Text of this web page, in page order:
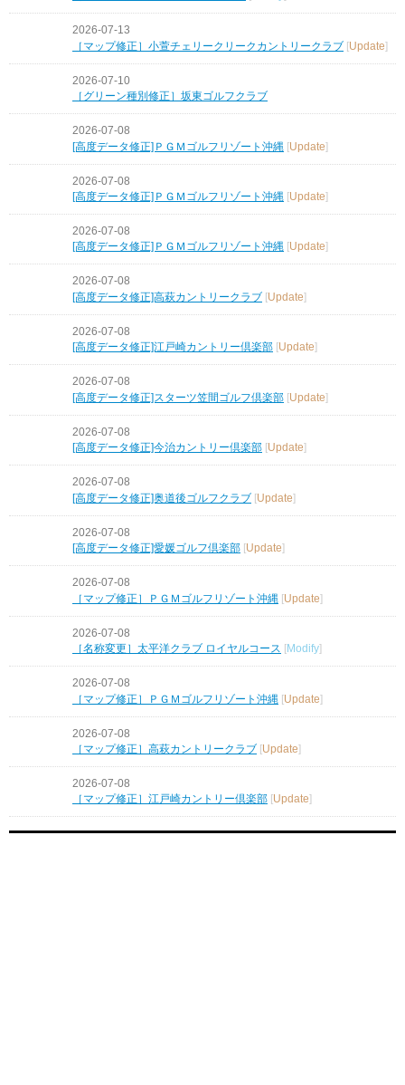
2026-07-13
［マップ修正］小萱チェリークリークカントリークラブ [Update]
2026-07-10
［グリーン種別修正］坂東ゴルフクラブ
2026-07-08
[高度データ修正]ＰＧＭゴルフリゾート沖縄 [Update]
2026-07-08
[高度データ修正]ＰＧＭゴルフリゾート沖縄 [Update]
2026-07-08
[高度データ修正]ＰＧＭゴルフリゾート沖縄 Update
2026-07-08
[高度データ修正]高萩カントリークラブ [Update]
2026-07-08
[高度データ修正]江戸崎カントリー倶楽部 Update
2026-07-08
[高度データ修正]スターツ笠間ゴルフ倶楽部 [Update]
2026-07-08
[高度データ修正]今治カントリー倶楽部 Update
2026-07-08
[高度データ修正]奥道後ゴルフクラブ [Update]
2026-07-08
[高度データ修正]愛媛ゴルフ倶楽部 Update
2026-07-08
［マップ修正］ＰＧＭゴルフリゾート沖縄 [Update]
2026-07-08
［名称変更］太平洋クラブ ロイヤルコース [Modify]
2026-07-08
［マップ修正］ＰＧＭゴルフリゾート沖縄 [Update]
2026-07-08
［マップ修正］高萩カントリークラブ [Update]
2026-07-08
［マップ修正］江戸崎カントリー倶楽部 Update